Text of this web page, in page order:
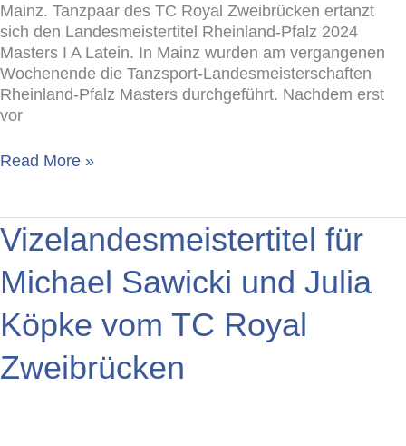
Mainz. Tanzpaar des TC Royal Zweibrücken ertanzt
sich den Landesmeistertitel Rheinland-Pfalz 2024
Masters I A Latein. In Mainz wurden am vergangenen
Wochenende die Tanzsport-Landesmeisterschaften
Rheinland-Pfalz Masters durchgeführt. Nachdem erst
vor
Read More »
Vizelandesmeistertitel für
Michael Sawicki und Julia
Köpke vom TC Royal
Zweibrücken
Vizelandesmeistertitel
für
Michael
Sawicki
und
Julia
Köpke
vom